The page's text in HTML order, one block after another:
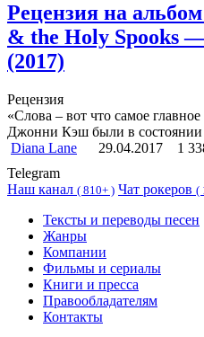
Рецензия на
& the Holy Spooks
(2017)
Рецензия
«Слова – вот что самое
Джонни Кэш были в состоянии
Diana Lane
29.04.2017
1
Telegram
Наш канал ( 810+ ) Чат рокеров (
Тексты и переводы песен
Жанры
Компании
Фильмы и сериалы
Книги и пресса
Правообладателям
Контакты